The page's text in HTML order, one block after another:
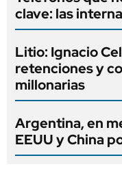
clave: las
Litio: Ignacio
retenciones y
millonarias
Argentina, en
EEUU y China